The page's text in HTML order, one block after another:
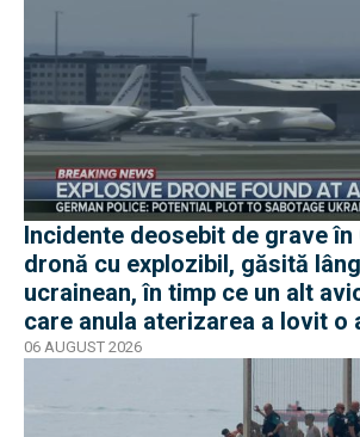
Incidente deosebit de grave în
dronă cu explozibil, găsită
ucrainean, în timp ce un alt
care anula aterizarea a lovit o
06 AUGUST 2026